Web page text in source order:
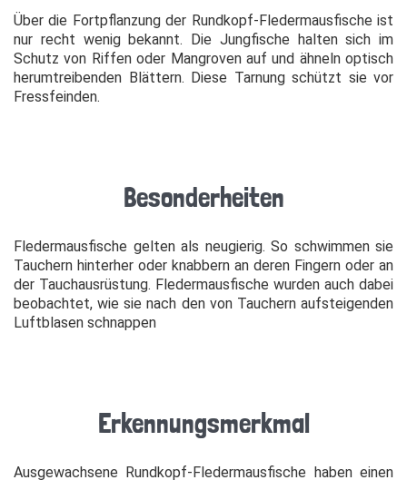
Über die Fortpflanzung der Rundkopf-Fledermausfische ist
nur recht wenig bekannt. Die Jungfische halten sich im
Schutz von Riffen oder Mangroven auf und ähneln optisch
herumtreibenden Blättern. Diese Tarnung schützt sie vor
Fressfeinden.
Besonderheiten
Fledermausfische gelten als neugierig. So schwimmen sie
Tauchern hinterher oder knabbern an deren Fingern oder an
der Tauchausrüstung. Fledermausfische wurden auch dabei
beobachtet, wie sie nach den von Tauchern aufsteigenden
Luftblasen schnappen
Erkennungsmerkmal
Ausgewachsene Rundkopf-Fledermausfische haben einen